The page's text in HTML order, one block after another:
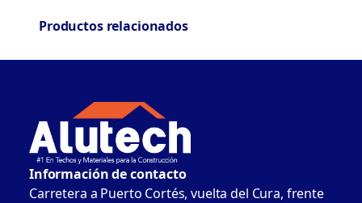
Productos relacionados
Información de contacto
Carretera a Puerto Cortés, vuelta del Cura, frente